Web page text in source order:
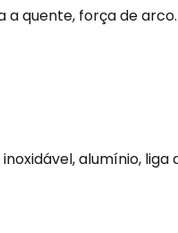
quente, força de arco.
alumínio, liga